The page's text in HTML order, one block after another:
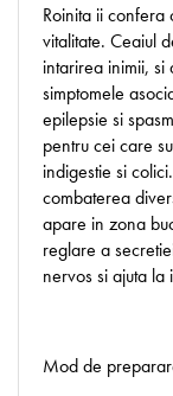
Roinita ii
vitalitate. Ceaiul
intarirea inimii,
simptomele
epilepsie si
pentru cei care
indigestie si
combaterea
apare in zona
reglare a
nervos si ajuta la
Mod de